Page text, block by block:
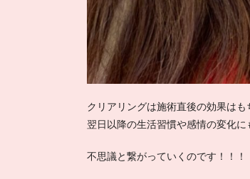
クリアリングは施術直後の効果はも
翌日以降の生活習慣や感情の変化に
不思議と繋がっていくのです！！！